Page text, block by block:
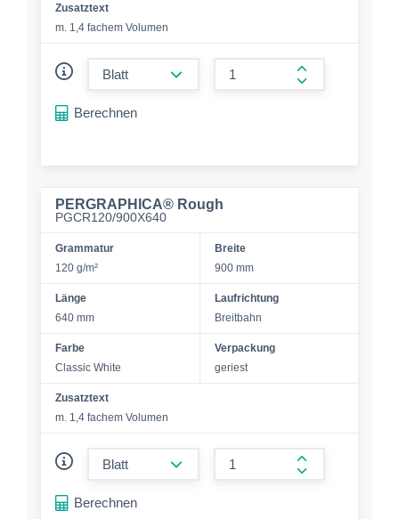
Zusatztext
m. 1,4 fachem Volumen
form.increase-
Berechnen
PERGRAPHICA® Rough
PGCR120/900X640
Grammatur
120 g/m²
Breite
900 mm
Länge
640 mm
Laufrichtung
Breitbahn
Farbe
Classic White
Verpackung
geriest
Zusatztext
m. 1,4 fachem Volumen
form.increase-
Berechnen